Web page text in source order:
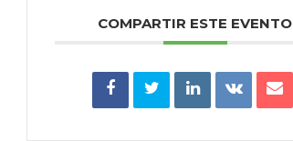
COMPARTIR ESTE EVENTO